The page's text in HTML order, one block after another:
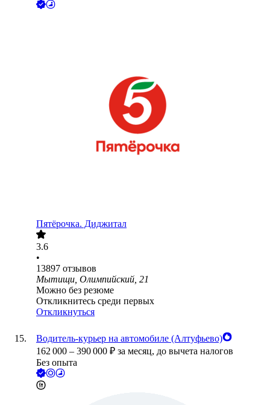
Пятёрочка. Диджитал
3.6
•
13897 отзывов
Мытищи, Олимпийский, 21
Можно без резюме
Откликнитесь среди первых
Откликнуться
Водитель-курьер на автомобиле (Алтуфьево)
162 000 – 390 000 ₽ за месяц, до вычета налогов
Без опыта